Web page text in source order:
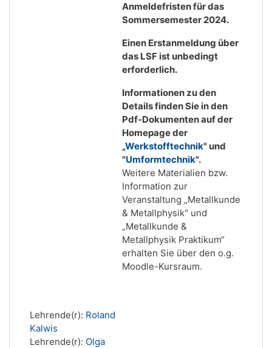
Anmeldefristen für das
Sommersemester 2024.
Einen Erstanmeldung über
das LSF ist unbedingt
erforderlich.
Informationen zu den
Details finden Sie in den
Pdf-Dokumenten aufder
Homepageder
„Werkstofftechnik" und
"Umformtechnik".
Weitere Materialien bzw.
Information zur
Veranstaltung „Metallkunde
& Metallphysik" und
„Metallkunde &
Metallphysik Praktikum“
erhalten Sie über den o.g.
Moodle-Kursraum.
Lehrende(r): Roland
Kalwis
Lehrende(r): Olga